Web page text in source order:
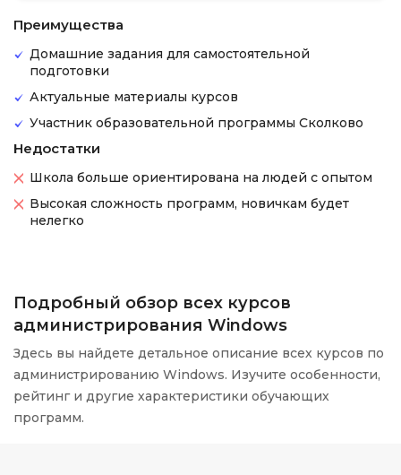
Преимущества
Домашние задания для самостоятельной
подготовки
Актуальные материалы курсов
Участник образовательной программы Сколково
Недостатки
Школа больше ориентирована на людей с опытом
Высокая сложность программ, новичкам будет
нелегко
Подробный обзор всех курсов
администрирования Windows
Здесь вы найдете детальное описание всех курсов по
администрированию Windows. Изучите особенности,
рейтинг и другие характеристики обучающих
программ.